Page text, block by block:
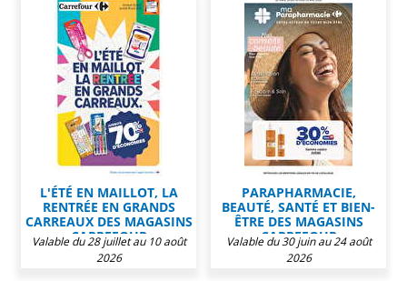
L'ÉTÉ EN MAILLOT, LA
RENTRÉE EN GRANDS
CARREAUX DES MAGASINS
CARREFOUR
Valable du 28 juillet au 10 août
2026
PARAPHARMACIE,
BEAUTÉ, SANTÉ ET BIEN-
ÊTRE DES MAGASINS
CARREFOUR
Valable du 30 juin au 24 août
2026